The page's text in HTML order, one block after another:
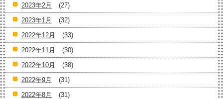
2023年2月
(27)
2023年1月
(32)
2022年12月
(33)
2022年11月
(30)
2022年10月
(38)
2022年9月
(31)
2022年8月
(31)